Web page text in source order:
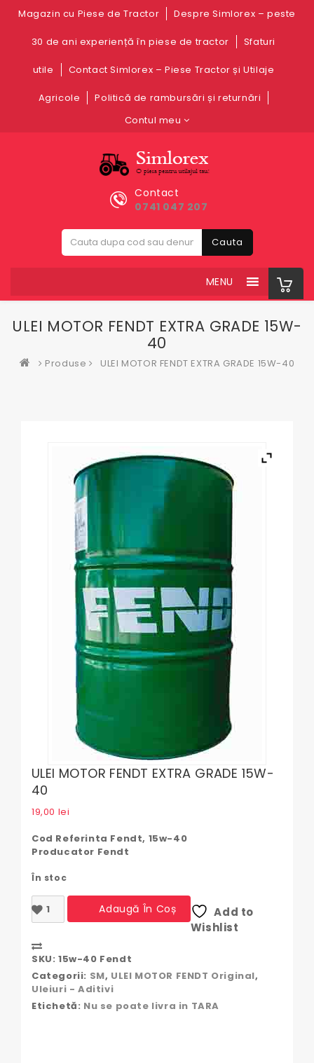
Magazin cu Piese de Tractor Despre Simlorex – peste
30 de ani experiență în piese de tractor Sfaturi
utile Contact Simlorex – Piese Tractor și Utilaje
Agricole
Politică de rambursări și returnări
Contul meu
Contact
0741 047 207
Cauta
MENU
ULEI MOTOR FENDT EXTRA GRADE 15W-
40
Produse ULEI MOTOR FENDT EXTRA GRADE 15W-40
ULEI MOTOR FENDT EXTRA GRADE 15W-
40
19,00 lei
Cod Referinta Fendt, 15w-40
Producator Fendt
În stoc
Cantitate
ULEI
FENDT
EXTRA
15W-
40
Adaugă În Coș
Add to
Wishlist
SKU: 15w-40 Fendt
Categorii: SM, ULEI MOTOR FENDT Original,
Uleiuri - Aditivi
Etichetă: Nu se poate livra in TARA